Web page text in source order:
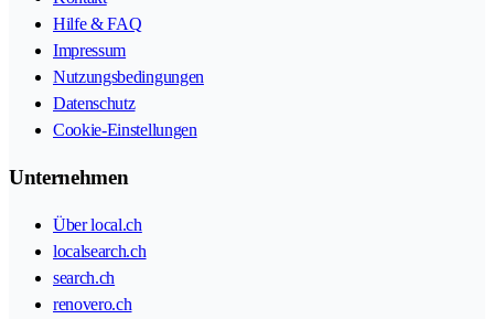
Hilfe & FAQ
Impressum
Nutzungsbedingungen
Datenschutz
Cookie-Einstellungen
Unternehmen
Über local.ch
localsearch.ch
search.ch
renovero.ch